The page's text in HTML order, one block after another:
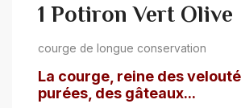
1 Potiron Vert Olive
courge de longue conservation
La courge, reine des
purées, des gâteaux...